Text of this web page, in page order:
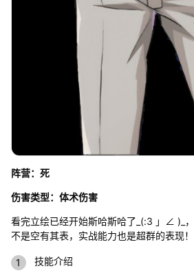
阵营：死
伤害类型：体术伤害
看完立绘已经开始斯哈斯哈了_(:3 」∠ )_
不是空有其表，实战能力也是超群的表现！
技能介绍